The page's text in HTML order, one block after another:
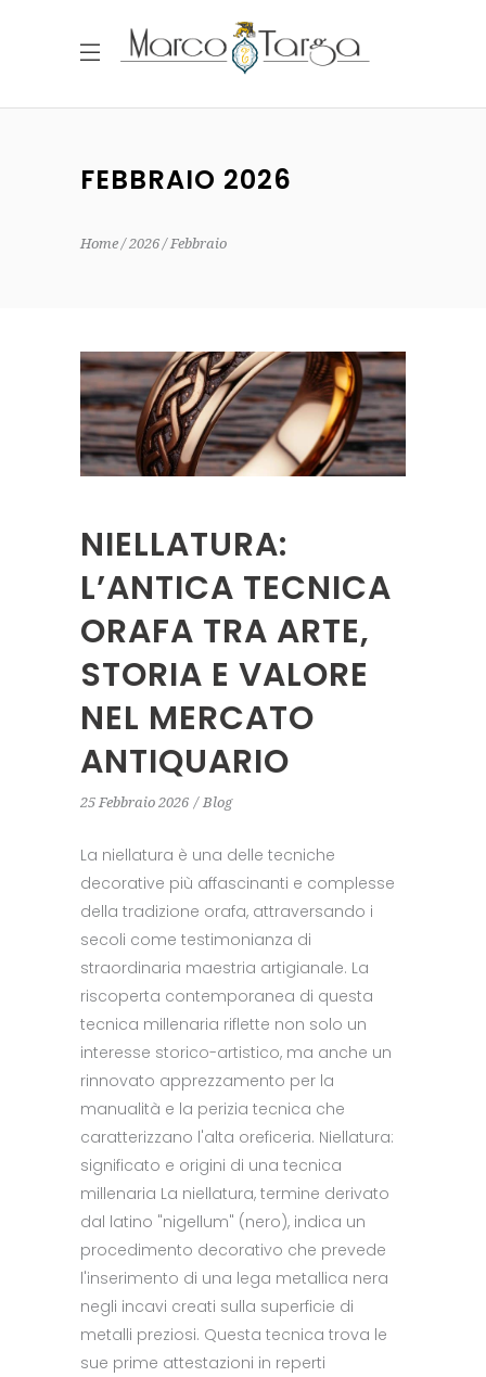
FEBBRAIO 2026
Home 2026 Febbraio
NIELLATURA:
L’ANTICA TECNICA
ORAFA TRA ARTE,
STORIA E VALORE
NEL MERCATO
ANTIQUARIO
25 Febbraio 2026 Blog
La niellatura è una delle tecniche
decorative più affascinanti e complesse
della tradizione orafa, attraversando i
secoli come testimonianza di
straordinaria maestria artigianale. La
riscoperta contemporanea di questa
tecnica millenaria riflette non solo un
interesse storico-artistico, ma anche un
rinnovato apprezzamento per la
manualità e la perizia tecnica che
caratterizzano l'alta oreficeria. Niellatura:
significato e origini di una tecnica
millenaria La niellatura, termine derivato
dal latino "nigellum" (nero), indica un
procedimento decorativo che prevede
l'inserimento di una lega metallica nera
negli incavi creati sulla superficie di
metalli preziosi. Questa tecnica trova le
sue prime attestazioni in reperti